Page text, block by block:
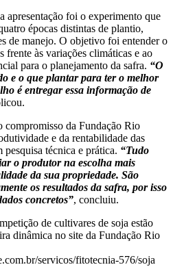
apresentação foi o experimento que
épocas distintas de plantio,
de manejo. O objetivo foi entender o
frente às variações climáticas e ao
para o planejamento da safra. “O
e o que plantar para ter o melhor
é entregar essa informação de
da Fundação Rio
e da rentabilidade das
pesquisa técnica e prática. “Tudo
o produtor na escolha mais
da sua propriedade. São
os resultados da safra, por isso
concretos”, concluiu.
de cultivares de soja estão
dinâmica no site da Fundação Rio
servicos/fitotecnia-576/soja